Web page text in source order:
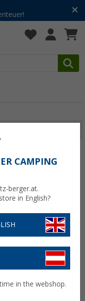
Taschenlampe 2
CAMPING
berger.at.
in English?
in the webshop.